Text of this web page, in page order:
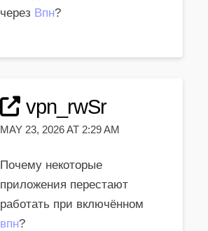
через Впн?
vpn_rwSr
MAY 23, 2026 AT 2:29 AM
Почему некоторые
приложения перестают
работать при включённом
впн?